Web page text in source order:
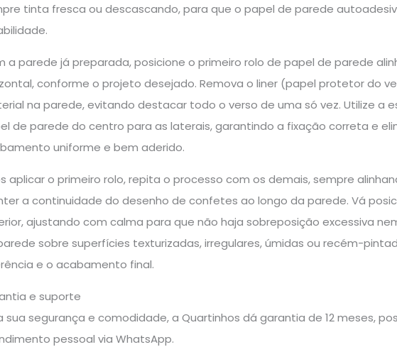
tinta fresca ou descascando, para que o papel de parede
a parede já preparada, posicione o primeiro rolo de papel de parede
conforme o projeto desejado. Remova o liner (papel protetor do
na parede, evitando destacar todo o verso de uma só vez. Utilize a
de parede do centro para as laterais, garantindo a fixação correta e
uniforme e bem aderido.
aplicar o primeiro rolo, repita o processo com os demais, sempre
a continuidade do desenho de confetes ao longo da parede. Vá
ajustando com calma para que não haja sobreposição excessiva
sobre superfícies texturizadas, irregulares, úmidas ou recém-
e o acabamento final.
e suporte
sua segurança e comodidade, a Quartinhos dá garantia de 12 meses,
pessoal via WhatsApp.